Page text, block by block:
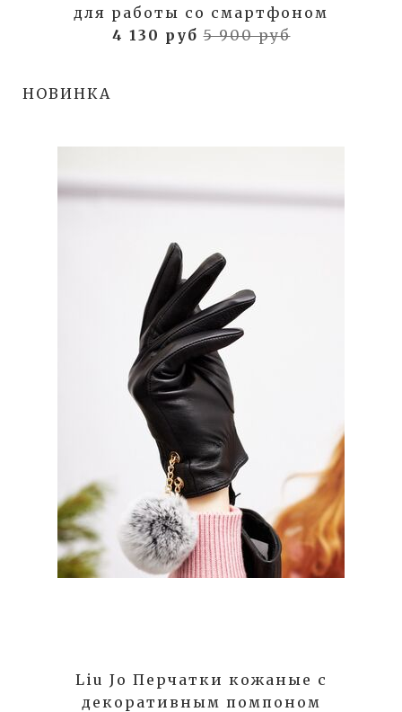
для работы со смартфоном
4 130 руб5 900 руб
НОВИНКА
Liu Jo Перчатки кожаные с
декоративным помпоном